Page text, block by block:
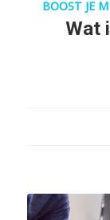
BOOST JE
Wat